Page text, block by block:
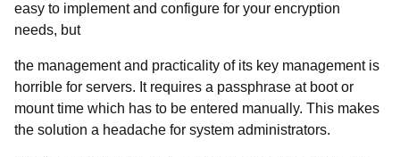
easy to implement and configure for your encryption
needs, but
the management and practicality of its key management is
horrible for servers. It requires a passphrase at boot or
mount time which has to be entered manually. This makes
the solution a headache for system administrators.